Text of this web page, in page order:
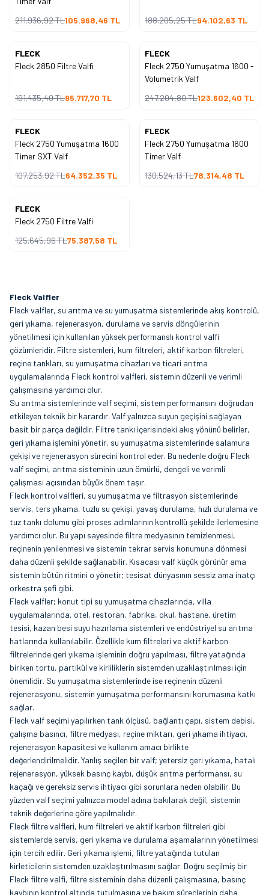
211.936,92TL105.968,46 TL 188.205,25TL94.102,63 TL
Yeni
% 50
FLECK
Fleck 2850 Filtre Valfi
191.435,40TL95.717,70 TL
Yeni
% 50
FLECK
Fleck 2750 Yumuşatma 1600 -
Volumetrik Valf
247.204,80TL123.602,40 TL
Yeni
% 40
FLECK
Fleck 2750 Yumuşatma 1600
Timer SXT Valf
107.253,92TL64.352,35 TL
Yeni
% 40
FLECK
Fleck 2750 Yumuşatma 1600
Timer Valf
130.524,13TL78.314,48 TL
Yeni
% 40
FLECK
Fleck 2750 Filtre Valfi
125.645,96TL75.387,58 TL
Fleck Valfler
Fleck valfler, su arıtma ve su yumuşatma sistemlerinde akış kontrolü,
geri yıkama, rejenerasyon, durulama ve servis döngülerinin
yönetilmesi için kullanılan yüksek performanslı kontrol valfi
çözümleridir. Filtre sistemleri, kum filtreleri, aktif karbon filtreleri,
reçine tankları, su yumuşatma cihazları ve ticari arıtma
uygulamalarında Fleck kontrol valfleri, sistemin düzenli ve verimli
çalışmasına yardımcı olur.
Su arıtma sistemlerinde valf seçimi, sistem performansını doğrudan
etkileyen teknik bir karardır. Valf yalnızca suyun geçişini sağlayan
basit bir parça değildir. Filtre tankı içerisindeki akış yönünü belirler,
geri yıkama işlemini yönetir, su yumuşatma sistemlerinde salamura
çekişi ve rejenerasyon sürecini kontrol eder. Bu nedenle doğru Fleck
valf seçimi, arıtma sisteminin uzun ömürlü, dengeli ve verimli
çalışması açısından büyük önem taşır.
Fleck kontrol valfleri, su yumuşatma ve filtrasyon sistemlerinde
servis, ters yıkama, tuzlu su çekişi, yavaş durulama, hızlı durulama ve
tuz tankı dolumu gibi proses adımlarının kontrollü şekilde ilerlemesine
yardımcı olur. Bu yapı sayesinde filtre medyasının temizlenmesi,
reçinenin yenilenmesi ve sistemin tekrar servis konumuna dönmesi
daha düzenli şekilde sağlanabilir. Kısacası valf küçük görünür ama
sistemin bütün ritmini o yönetir; tesisat dünyasının sessiz ama inatçı
orkestra şefi gibi.
Fleck valfler; konut tipi su yumuşatma cihazlarında, villa
uygulamalarında, otel, restoran, fabrika, okul, hastane, üretim
tesisi, kazan besi suyu hazırlama sistemleri ve endüstriyel su arıtma
hatlarında kullanılabilir. Özellikle kum filtreleri ve aktif karbon
filtrelerinde geri yıkama işleminin doğru yapılması, filtre yatağında
biriken tortu, partikül ve kirliliklerin sistemden uzaklaştırılması için
önemlidir. Su yumuşatma sistemlerinde ise reçinenin düzenli
rejenerasyonu, sistemin yumuşatma performansını korumasına katkı
sağlar.
Fleck valf seçimi yapılırken tank ölçüsü, bağlantı çapı, sistem debisi,
çalışma basıncı, filtre medyası, reçine miktarı, geri yıkama ihtiyacı,
rejenerasyon kapasitesi ve kullanım amacı birlikte
değerlendirilmelidir. Yanlış seçilen bir valf; yetersiz geri yıkama, hatalı
rejenerasyon, yüksek basınç kaybı, düşük arıtma performansı, su
kaçağı ve gereksiz servis ihtiyacı gibi sorunlara neden olabilir. Bu
yüzden valf seçimi yalnızca model adına bakılarak değil, sistemin
teknik değerlerine göre yapılmalıdır.
Fleck filtre valfleri, kum filtreleri ve aktif karbon filtreleri gibi
sistemlerde servis, geri yıkama ve durulama aşamalarının yönetilmesi
için tercih edilir. Geri yıkama işlemi, filtre yatağında tutulan
kirleticilerin sistemden uzaklaştırılmasını sağlar. Doğru seçilmiş bir
Fleck filtre valfi, filtre sisteminin daha düzenli çalışmasına, basınç
kaybının kontrol altında tutulmasına ve bakım süreçlerinin daha